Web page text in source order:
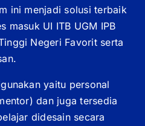
ini menjadi solusi terbaik
masuk UI ITB UGM IPB
Negeri Favorit serta
yaitu personal
dan juga tersedia
didesain secara